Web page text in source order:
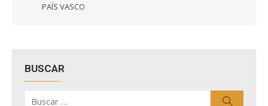
PAÍS VASCO
BUSCAR
por: